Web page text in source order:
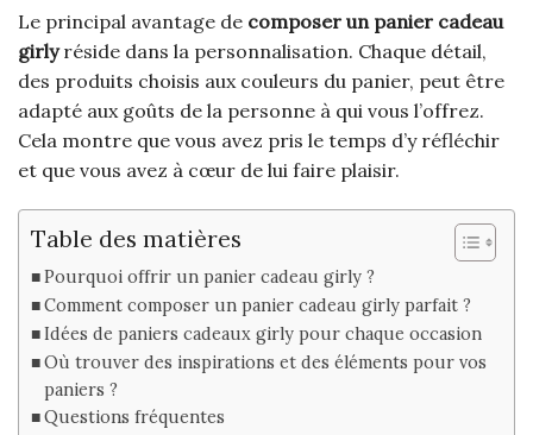
Le principal avantage de composer un panier cadeau
girlyréside dans la personnalisation. Chaque détail,
des produits choisis aux couleurs du panier, peut être
adapté aux goûts de la personne à qui vous l’offrez.
Cela montre que vous avez pris le temps d’y réfléchir
et que vous avez à cœur de lui faire plaisir.
Table des matières
Pourquoi offrir un panier cadeau girly ?
Comment composer un panier cadeau girly parfait ?
Idées de paniers cadeaux girly pour chaque occasion
Où trouver des inspirations et des éléments pour vos
paniers ?
Questions fréquentes